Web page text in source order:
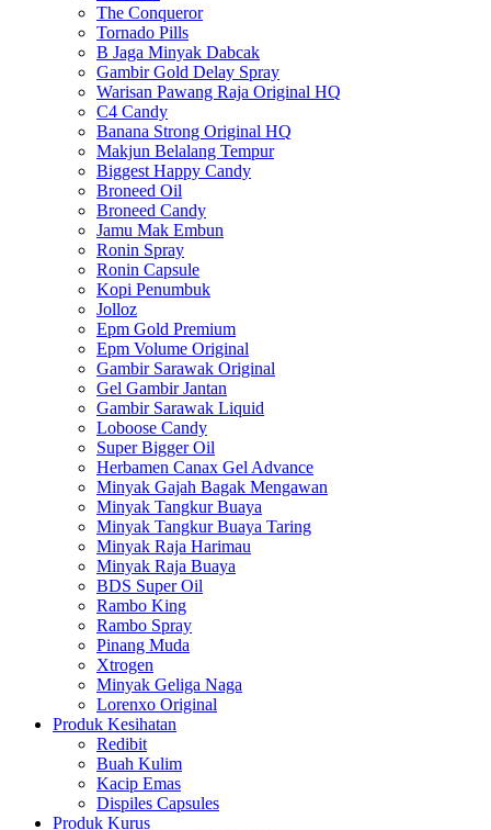
The Conqueror
Tornado Pills
B Jaga Minyak Dabcak
Gambir Gold Delay Spray
Warisan Pawang Raja Original HQ
C4 Candy
Banana Strong Original HQ
Makjun Belalang Tempur
Biggest Happy Candy
Broneed Oil
Broneed Candy
Jamu Mak Embun
Ronin Spray
Ronin Capsule
Kopi Penumbuk
Jolloz
Epm Gold Premium
Epm Volume Original
Gambir Sarawak Original
Gel Gambir Jantan
Gambir Sarawak Liquid
Loboose Candy
Super Bigger Oil
Herbamen Canax Gel Advance
Minyak Gajah Bagak Mengawan
Minyak Tangkur Buaya
Minyak Tangkur Buaya Taring
Minyak Raja Harimau
Minyak Raja Buaya
BDS Super Oil
Rambo King
Rambo Spray
Pinang Muda
Xtrogen
Minyak Geliga Naga
Lorenxo Original
Produk Kesihatan
Redibit
Buah Kulim
Kacip Emas
Dispiles Capsules
Produk Kurus